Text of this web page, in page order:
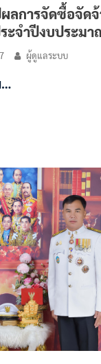
ลการจัดซื้อจัด
ะจำปีงบประม
ผู้ดูแลระบบ
…